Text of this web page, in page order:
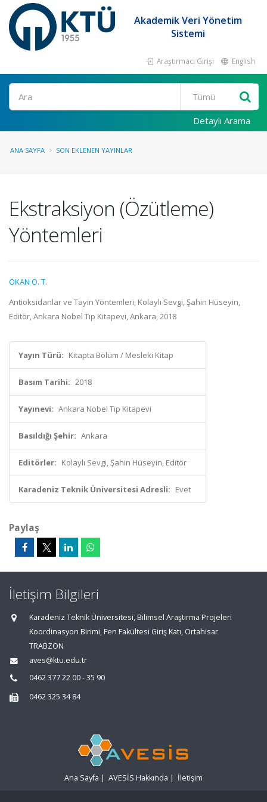
Akademik Veri Yönetim
Sistemi
Araştırmacı Girişi English
Ara
Detaylı Arama
ANA SAYFA SON EKLENEN YAYINLAR
Ekstraksiyon (Özütleme)
Yöntemleri
OKAN O. T.
Antioksidanlar ve Tayin Yöntemleri, Kolaylı Sevgi, Şahin Hüseyin,
Editör, Ankara Nobel Tıp Kitapevi, Ankara, 2018
Yayın Türü: Kitapta Bölüm / Mesleki Kitap
Basım Tarihi: 2018
Yayınevi: Ankara Nobel Tıp Kitapevi
Basıldığı Şehir: Ankara
Editörler: Kolaylı Sevgi, Şahin Hüseyin, Editör
Karadeniz Teknik Üniversitesi Adresli: Evet
Paylaş
İletişim Bilgileri
Karadeniz Teknik Üniversitesi, Bilimsel Araştırma Projeleri
Koordinasyon Birimi, Fen Fakültesi Giriş Katı, Ortahisar
TRABZON
aves@ktu.edu.tr
0462 377 22 00 - 35 90
0462 325 34 84
Ana Sayfa | AVESİS Hakkında | İletişim